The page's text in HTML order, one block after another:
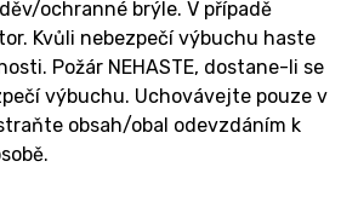
ochranné brýle. V případě
Kvůli nebezpečí výbuchu haste
Požár NEHASTE, dostane-li se
výbuchu. Uchovávejte pouze v
obsah/obal odevzdáním k